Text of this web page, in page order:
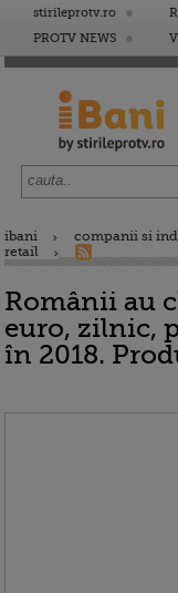
stirileprotv.ro
PROTV NEWS
ibani
companii si
retail
Românii au
euro, zilnic,
în 2018.